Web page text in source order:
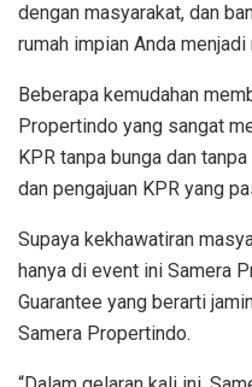
dengan masyarakat, dan
rumah impian Anda menjadi
Beberapa kemudahan
Propertindo yang sangat
KPR tanpa bunga dan
dan pengajuan KPR yang
Supaya kekhawatiran
hanya di event ini Samera
Guarantee yang berarti
Samera Propertindo.